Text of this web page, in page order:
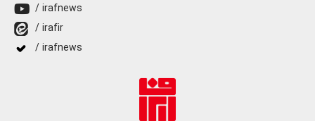
/ irafnews
/ irafir
/ irafnews